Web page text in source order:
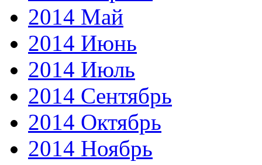
2014 Май
2014 Июнь
2014 Июль
2014 Сентябрь
2014 Октябрь
2014 Ноябрь